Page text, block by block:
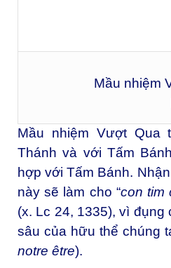
Mầu nhiệm
Mầu nhiệm Vượt Qua
Thánh và với Tấm
hợp với Tấm Bánh.
này sẽ làm cho “con tim
(x. Lc 24, 1335), vì đụng
sâu của hữu thể chúng
notre être).